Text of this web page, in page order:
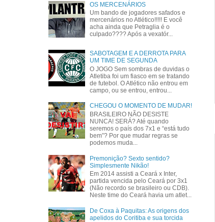
OS MERCENÁRIOS
Um bando de jogadores safados e
mercenários no Atlético!!!!! E você
acha ainda que Petraglia é o
culpado???? Após a vexatór...
SABOTAGEM E A DERROTA PARA
UM TIME DE SEGUNDA
O JOGO Sem sombras de duvidas o
Atletiba foi um fiasco em se tratando
de futebol. O Atlético não entrou em
campo, ou se entrou, entrou...
CHEGOU O MOMENTO DE MUDAR!
BRASILEIRO NÃO DESISTE
NUNCA! SERÁ? Até quando
seremos o país dos 7x1 e “está tudo
bem”? Por que mudar regras se
podemos muda...
Premonição? Sexto sentido?
Simplesmente Nikão!
Em 2014 assisti a Ceará x Inter,
partida vencida pelo Ceará por 3x1
(Não recordo se brasileiro ou CDB).
Neste time do Ceará havia um atlet...
De Coxa à Paquitas: As origens dos
apelidos do Coritiba e sua torcida